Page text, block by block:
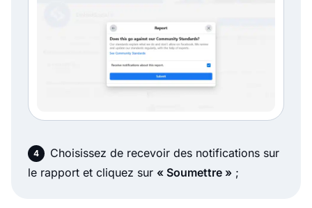
Choisissez de recevoir des notifications sur
le rapport et cliquez sur « Soumettre » ;